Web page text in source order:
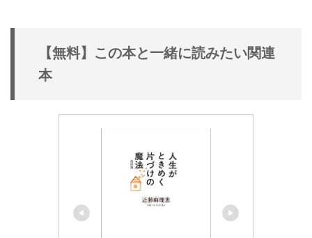
【無料】この本と一緒に読みたい関連
本